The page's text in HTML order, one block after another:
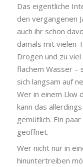
Das eigentliche
den vergangenen
auch ihr schon
damals mit vielen
Drogen und zu
flachem Wasser –
sich langsam auf
Wer in einem Lkw
kann das
gemütlich. Ein
geöffnet.
Wer nicht nur in
hinuntertreiben